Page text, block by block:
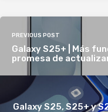
PREVIOUS POST
Galaxy S25+ | Más
promesa de
Galaxy S25, S25+ y